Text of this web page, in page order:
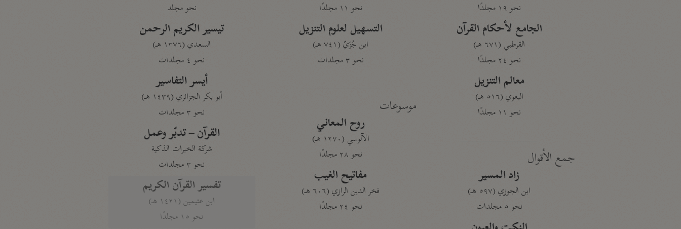
نحو ١٩ مجلدًا
الجامع لأحكام القرآن
القرطبي (٦٧١ هـ)
نحو ٢٤ مجلدًا
معالم التنزيل
البغوي (٥١٦ هـ)
نحو ١١ مجلدًا
جمع الأقوال
زاد المسير
ابن الجوزي (٥٩٧ هـ)
نحو ٥ مجلدات
نحو ١١ مجلدًا
التسهيل لعلوم التنزيل
ابن جُزَيّ (٧٤١ هـ)
نحو ٣ مجلدات
موسوعات
روح المعاني
الآلوسي (١٢٧٠ هـ)
نحو ٢٨ مجلدًا
مفاتيح الغيب
فخر الدين الرازي (٦٠٦ هـ)
نحو ٢٤ مجلدًا
نحو مجلد
تيسير الكريم الرحمن
السعدي (١٣٧٦ هـ)
نحو ٤ مجلدات
أيسر التفاسير
أبو بكر الجزائري (١٤٣٩ هـ)
نحو ٣ مجلدات
القرآن – تدبّر وعمل
شركة الخبرات الذكية
نحو ٣ مجلدات
تفسير القرآن الكريم
ابن عثيمين (١٤٢١ هـ)
نحو ١٥ مجلدًا